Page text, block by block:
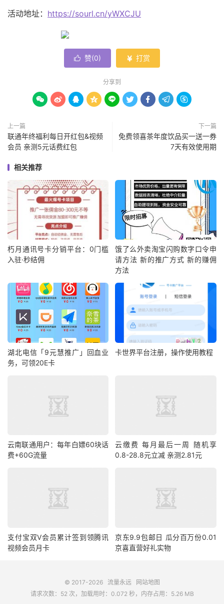
活动地址： https://sourl.cn/yWXCJU
 赞(0)  打赏
分享到
        
上一篇
联通年终福利每日开红包&视频
会员 亲测5元话费红包
下一篇
免费领喜茶年度饮品买一送一券
7天有效使用期
相关推荐
朽月通讯号卡分销平台：0门槛
入驻·秒结佣
饿了么外卖淘宝闪购数字口令申
请方法 新的推广方式 新的赚佣
方法
湖北电信「9元慧推广」回血业
务，可领20E卡
卡世界平台注册，操作使用教程
云南联通用户：每年白嫖60块话
费+60G流量
云缴费 每月最后一周 随机享
0.8-28.8元立减 亲测2.81元
支付宝双V会员累计签到领腾讯
视频会员月卡
京东9.9包邮日 瓜分百万份0.01
京喜直营好礼实物
© 2017-2026 流量永远
网站地图
请求次数：52 次，加载用时：0.072 秒，内存占用：5.26 MB